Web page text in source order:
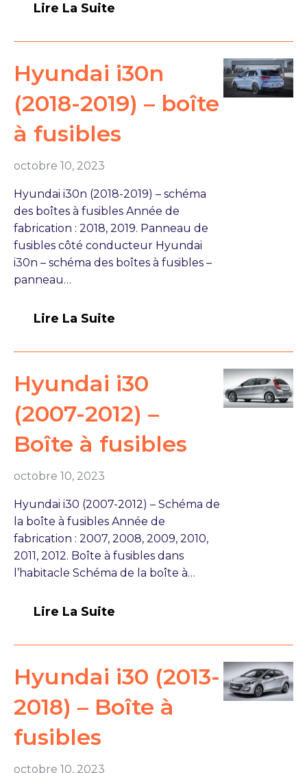
Lire La Suite
Hyundai i30n
(2018-2019) – boîte
à fusibles
octobre 10, 2023
Hyundai i30n (2018-2019) – schéma
des boîtes à fusibles Année de
fabrication : 2018, 2019. Panneau de
fusibles côté conducteur Hyundai
i30n – schéma des boîtes à fusibles –
panneau…
Lire La Suite
Hyundai i30
(2007-2012) –
Boîte à fusibles
octobre 10, 2023
Hyundai i30 (2007-2012) – Schéma de
la boîte à fusibles Année de
fabrication : 2007, 2008, 2009, 2010,
2011, 2012. Boîte à fusibles dans
l’habitacle Schéma de la boîte à…
Lire La Suite
Hyundai i30 (2013-
2018) – Boîte à
fusibles
octobre 10, 2023